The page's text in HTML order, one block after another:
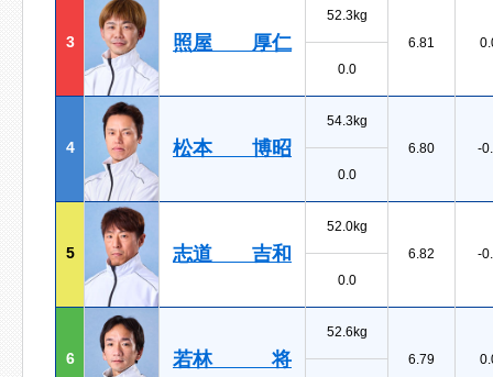
3 照屋 厚仁
52.3kg
6.81
0.0
4 松本 博昭
54.3kg
6.80
-
0.0
5 志道 吉和
52.0kg
6.82
-
0.0
6 若林 将
52.6kg
6.79